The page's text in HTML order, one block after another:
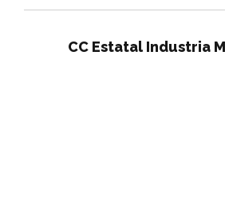
CC Estatal Industria